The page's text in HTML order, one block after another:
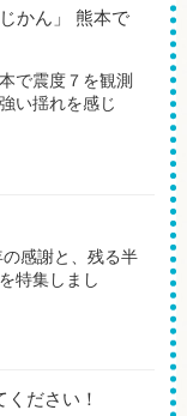
かん」 熊本で
で震度７を観測
い揺れを感じ
感謝と、残る半
特集しまし
ださい！